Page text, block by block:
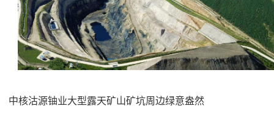
中核沽源铀业大型露天矿山矿坑周边绿意盎然